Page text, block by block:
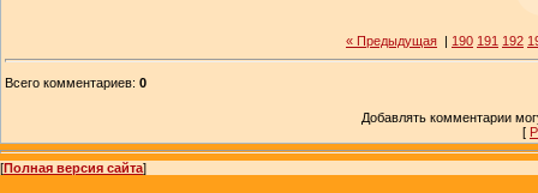
« Предыдущая 190 191 192
Всего комментариев: 0
Добавлять комментарии
[
[Полная версия сайта]